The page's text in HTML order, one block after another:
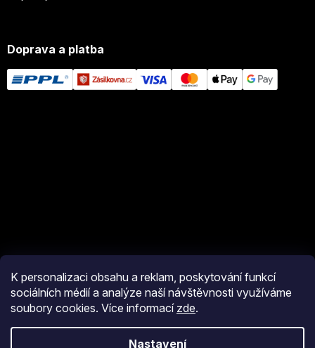
K personalizaci obsahu a reklam, poskytování funkcí
sociálních médií a analýze naší návštěvnosti využíváme
soubory cookies. Více informací zde.
Nastavení
Doprava a platba
Vytvořil Shoptet